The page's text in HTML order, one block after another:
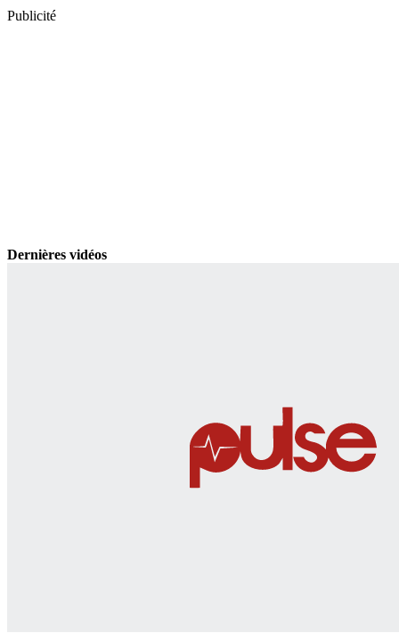
Publicité
Dernières vidéos